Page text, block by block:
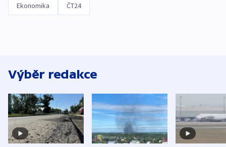
Ekonomika ČT24
Výběr redakce